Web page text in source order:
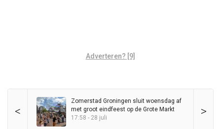
Adverteren? [9]
< >
Zomerstad Groningen sluit woensdag af
met groot eindfeest op de Grote Markt
17:58 - 28 juli